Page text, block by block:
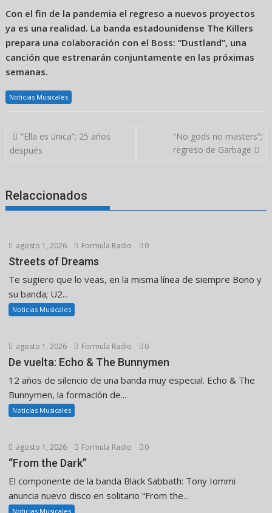
Con el fin de la pandemia el regreso a nuevos proyectos
ya es una realidad. La banda estadounidense The Killers
prepara una colaboración con el Boss: “Dustland”, una
canción que estrenarán conjuntamente en las próximas
semanas.
Noticias Musicales
Navegación
de
“Ella es única”; 25 años
después
“No gods no masters”;
regreso de Garbage
Relaccionados
agosto 1, 2026 Formula Radio 0
Streets of Dreams
Te sugiero que lo veas, en la misma línea de siempre Bono y
su banda; U2...
Noticias Musicales
agosto 1, 2026 Formula Radio 0
De vuelta: Echo & The Bunnymen
12 años de silencio de una banda muy especial. Echo & The
Bunnymen, la formación de...
Noticias Musicales
agosto 1, 2026 Formula Radio 0
“From the Dark”
El componente de la banda Black Sabbath: Tony Iommi
anuncia nuevo disco en solitario “From the...
Noticias Musicales